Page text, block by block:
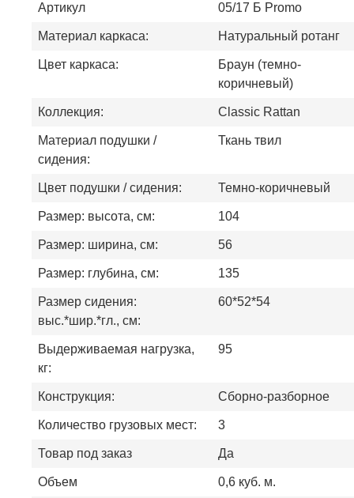
Артикул 05/17 Б Promo
Материал каркаса: Натуральный ротанг
Цвет каркаса:
Браун (темно-
коричневый)
Коллекция: Classic Rattan
Материал подушки /
сидения:
Ткань твил
Цвет подушки / сидения: Темно-коричневый
Размер: высота, см: 104
Размер: ширина, см: 56
Размер: глубина, см: 135
Размер сидения:
выс.*шир.*гл., см:
60*52*54
Выдерживаемая нагрузка,
кг:
95
Конструкция: Сборно-разборное
Количество грузовых мест: 3
Товар под заказ Да
Объем 0,6 куб. м.